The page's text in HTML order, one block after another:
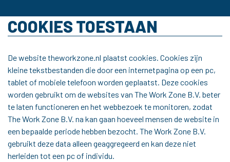
COOKIES TOESTAAN
De website theworkzone.nl plaatst cookies. Cookies zijn
kleine tekstbestanden die door een internetpagina op een pc,
tablet of mobiele telefoon worden geplaatst. Deze cookies
worden gebruikt om de websites van The Work Zone B.V. beter
te laten functioneren en het webbezoek te monitoren, zodat
The Work Zone B.V. na kan gaan hoeveel mensen de website in
een bepaalde periode hebben bezocht. The Work Zone B.V.
gebruikt deze data alleen geaggregeerd en kan deze niet
herleiden tot een pc of individu.